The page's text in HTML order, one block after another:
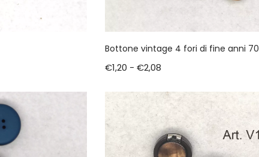
Bottone vintage 4 fori di fine anni 70
€1,20 - €2,08